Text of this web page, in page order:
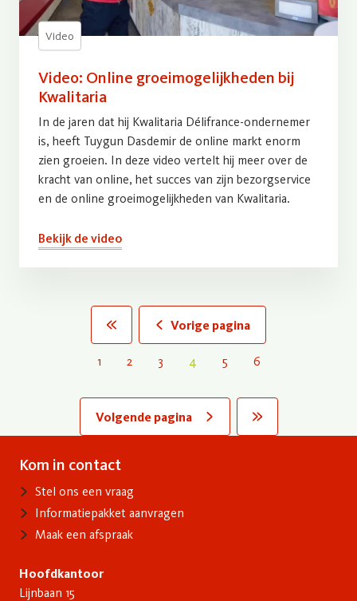
Video
Video: Online groeimogelijkheden bij
Kwalitaria
In de jaren dat hij Kwalitaria Délifrance-ondernemer
is, heeft Tuygun Dasdemir de online markt enorm
zien groeien. In deze video vertelt hij meer over de
kracht van online, het succes van zijn bezorgservice
en de online groeimogelijkheden van Kwalitaria.
Bekijk de video
« First Vorige pagina
1 2 3 4 5 6
Volgende pagina Last »
Kom in contact
Contact
Stel ons een vraag
Informatiepakket aanvragen
Maak een afspraak
Hoofdkantoor
Lijnbaan 15